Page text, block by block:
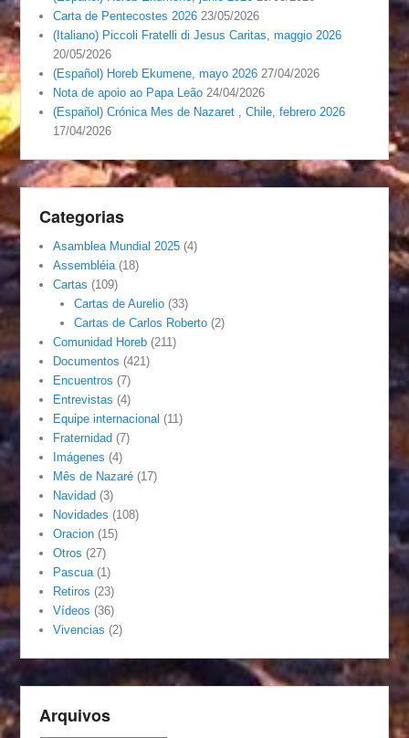
Carta de Pentecostes 2026 23/05/2026
(Italiano) Piccoli Fratelli di Jesus Caritas, maggio 2026
20/05/2026
(Español) Horeb Ekumene, mayo 2026 27/04/2026
Nota de apoio ao Papa Leão 24/04/2026
(Español) Crónica Mes de Nazaret , Chile, febrero 2026
17/04/2026
Categorias
Asamblea Mundial 2025 (4)
Assembléia (18)
Cartas (109)
Cartas de Aurelio(33)
Cartas de Carlos Roberto(2)
Comunidad Horeb (211)
Documentos (421)
Encuentros (7)
Entrevistas (4)
Equipe internacional (11)
Fraternidad (7)
Imágenes (4)
Mês de Nazaré (17)
Navidad (3)
Novidades (108)
Oracion (15)
Otros (27)
Pascua (1)
Retiros (23)
Vídeos (36)
Vivencias (2)
Arquivos